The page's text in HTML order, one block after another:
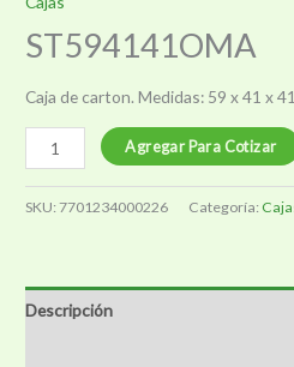
ST594141OMA
Caja de carton. Medidas: 59 x 41 x
ST594141OMA
cantidad
Agregar Para Cotizar
SKU:7701234000226 Categoría:
Descripción